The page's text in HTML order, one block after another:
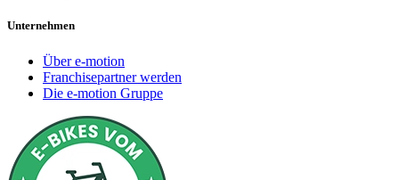
Unternehmen
Über e-motion
Franchisepartner werden
Die e-motion Gruppe